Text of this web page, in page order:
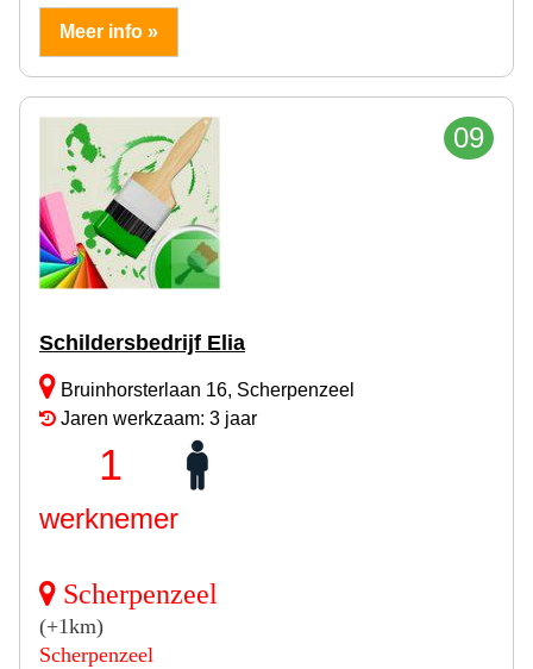
Meer info »
09
Schildersbedrijf Elia
Bruinhorsterlaan 16, Scherpenzeel
Jaren werkzaam: 3 jaar
1
werknemer
Scherpenzeel
(+1km)
Scherpenzeel